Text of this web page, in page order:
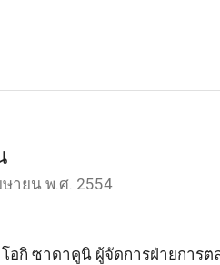
ายน พ.ศ. 2554
อกิ ซาดาคูนิ ผู้จัดการฝ่ายการ